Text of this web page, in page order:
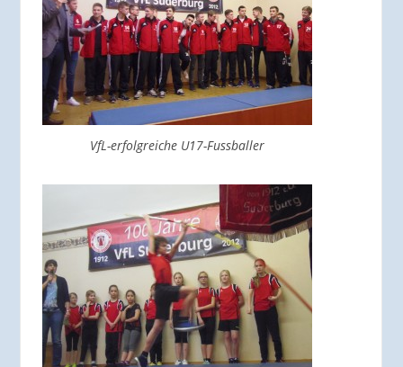
VfL-erfolgreiche U17-Fussballer